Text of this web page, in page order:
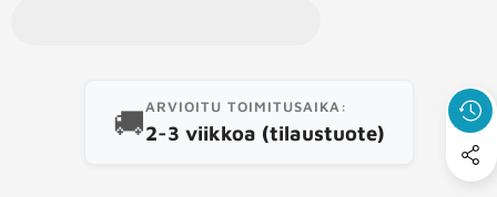
🚚ARVIOITU TOIMITUSAIKA:
2-3 viikkoa (tilaustuote)